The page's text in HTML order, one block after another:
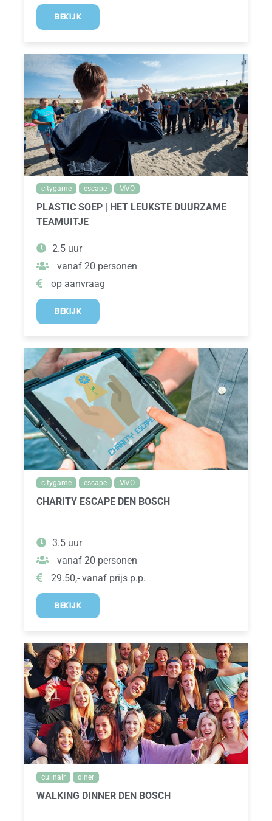
BEKIJK
citygame escape MVO
PLASTIC SOEP | HET LEUKSTE DUURZAME
TEAMUITJE
2.5 uur
vanaf 20 personen
op aanvraag
BEKIJK
citygame escape MVO
CHARITY ESCAPE DEN BOSCH
3.5 uur
vanaf 20 personen
29.50,- vanaf prijs p.p.
BEKIJK
culinair diner
WALKING DINNER DEN BOSCH